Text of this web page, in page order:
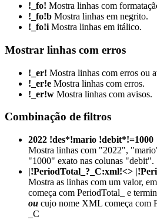
!_fo! Mostra linhas com
!_fo!b Mostra linhas em negrito.
!_fo!i Mostra linhas em itálico.
Mostrar linhas com erros
!_er! Mostra linhas com erros ou
!_er!e Mostra linhas com erros.
!_er!w Mostra linhas com avisos.
Combinação de filtros
2022 !des*!mario !debit*!=1000
Mostra linhas com "2022",
"1000" exato nas colunas "debit".
|!PeriodTotal_?_C:xml!<>
Mostra as linhas com um valor,
começa com PeriodTotal_ e
ou cujo nome XML começa com
_C